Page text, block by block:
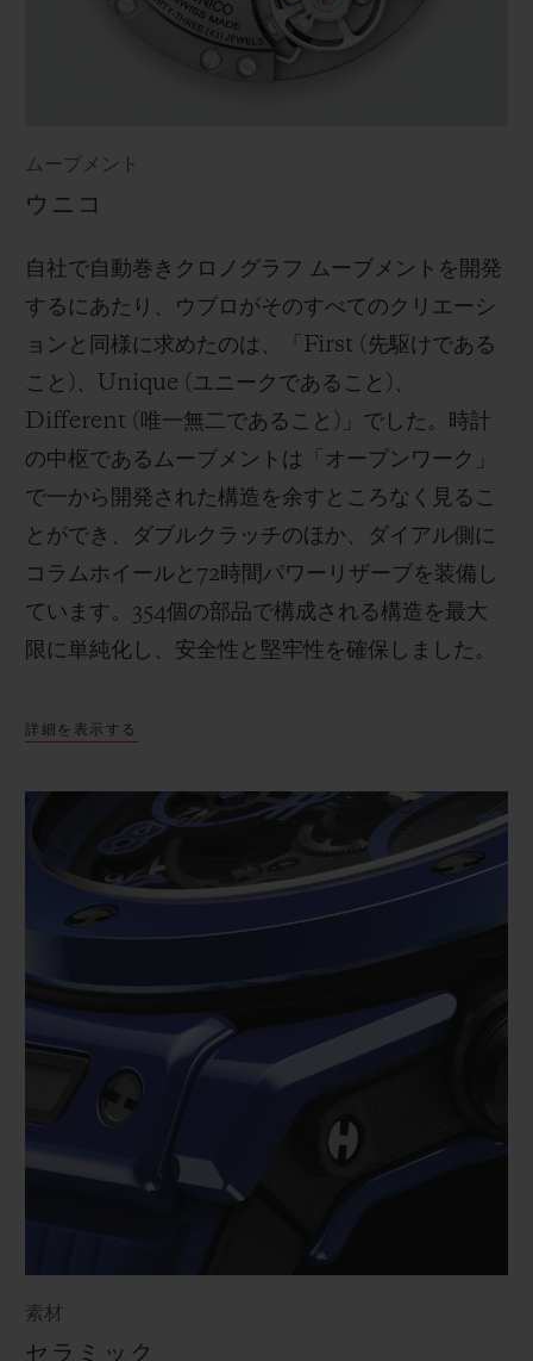
ムーブメント
ウニコ
自社で自動巻きクロノグラフ ムーブメントを開発
するにあたり、ウブロがそのすべてのクリエーシ
ョンと同様に求めたのは、「First (先駆けである
こと)、Unique (ユニークであること)、
Different (唯一無二であること)」でした。時計
の中枢であるムーブメントは「オープンワーク」
で一から開発された構造を余すところなく見るこ
とができ、ダブルクラッチのほか、ダイアル側に
コラムホイールと72時間パワーリザーブを装備し
ています。354個の部品で構成される構造を最大
限に単純化し、安全性と堅牢性を確保しました。
詳細を表示する
素材
セラミック